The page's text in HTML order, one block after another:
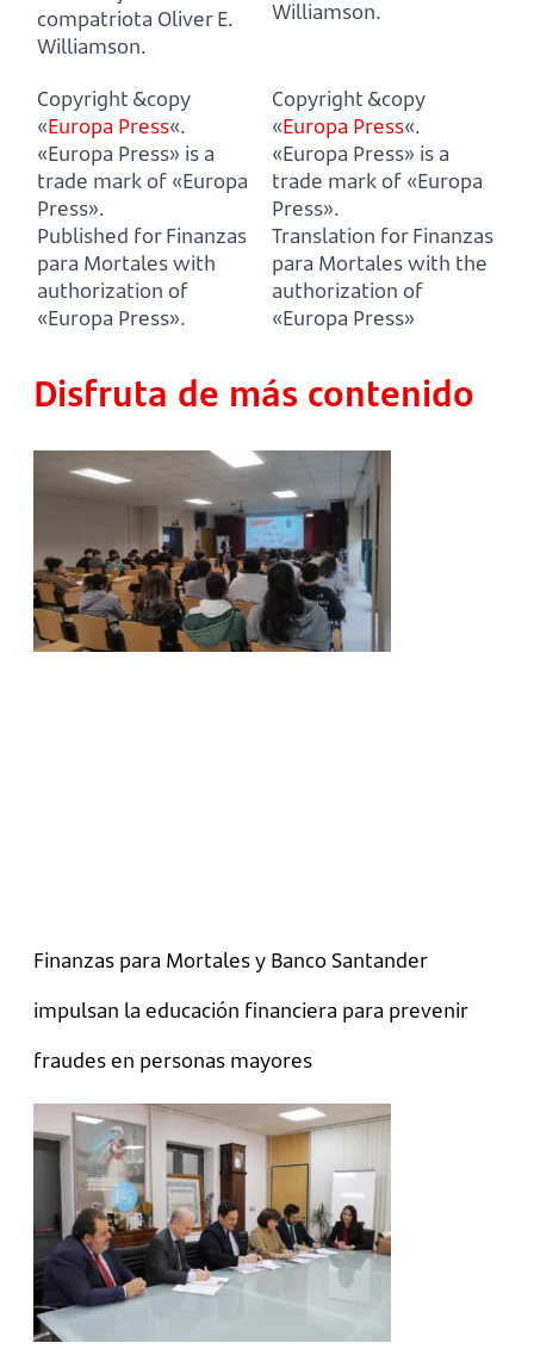
compatriota Oliver E.
Williamson.
Williamson.
Copyright &copy
«Europa Press«.
«Europa Press» is a
trade mark of «Europa
Press».
Published for Finanzas
para Mortales with
authorization of
«Europa Press».
Copyright &copy
«Europa Press«.
«Europa Press» is a
trade mark of «Europa
Press».
Translation for Finanzas
para Mortales with the
authorization of
«Europa Press»
Disfruta de más contenido
Finanzas para Mortales y Banco Santander
impulsan la educación financiera para prevenir
fraudes en personas mayores